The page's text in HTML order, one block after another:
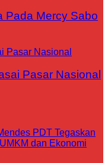
Pada Mercy Sabo
Pasar Nasional